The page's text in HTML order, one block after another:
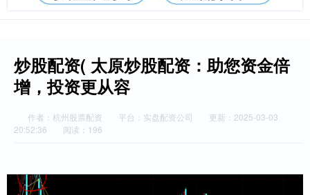
炒股配资( 太原炒股配资：助您资金倍
增，投资更从容
作者：杭州股票配资 平台：实盘配资公司
更新：2025-03-03
20:52:36
阅读：196